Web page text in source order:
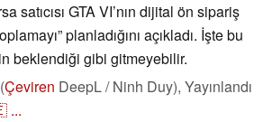
satıcısı GTA VI’nın dijital ön sipariş
planladığını açıkladı. İşte bu
beklendiği gibi gitmeyebilir.
Çeviren DeepL / Ninh Duy), Yayınlandı
...